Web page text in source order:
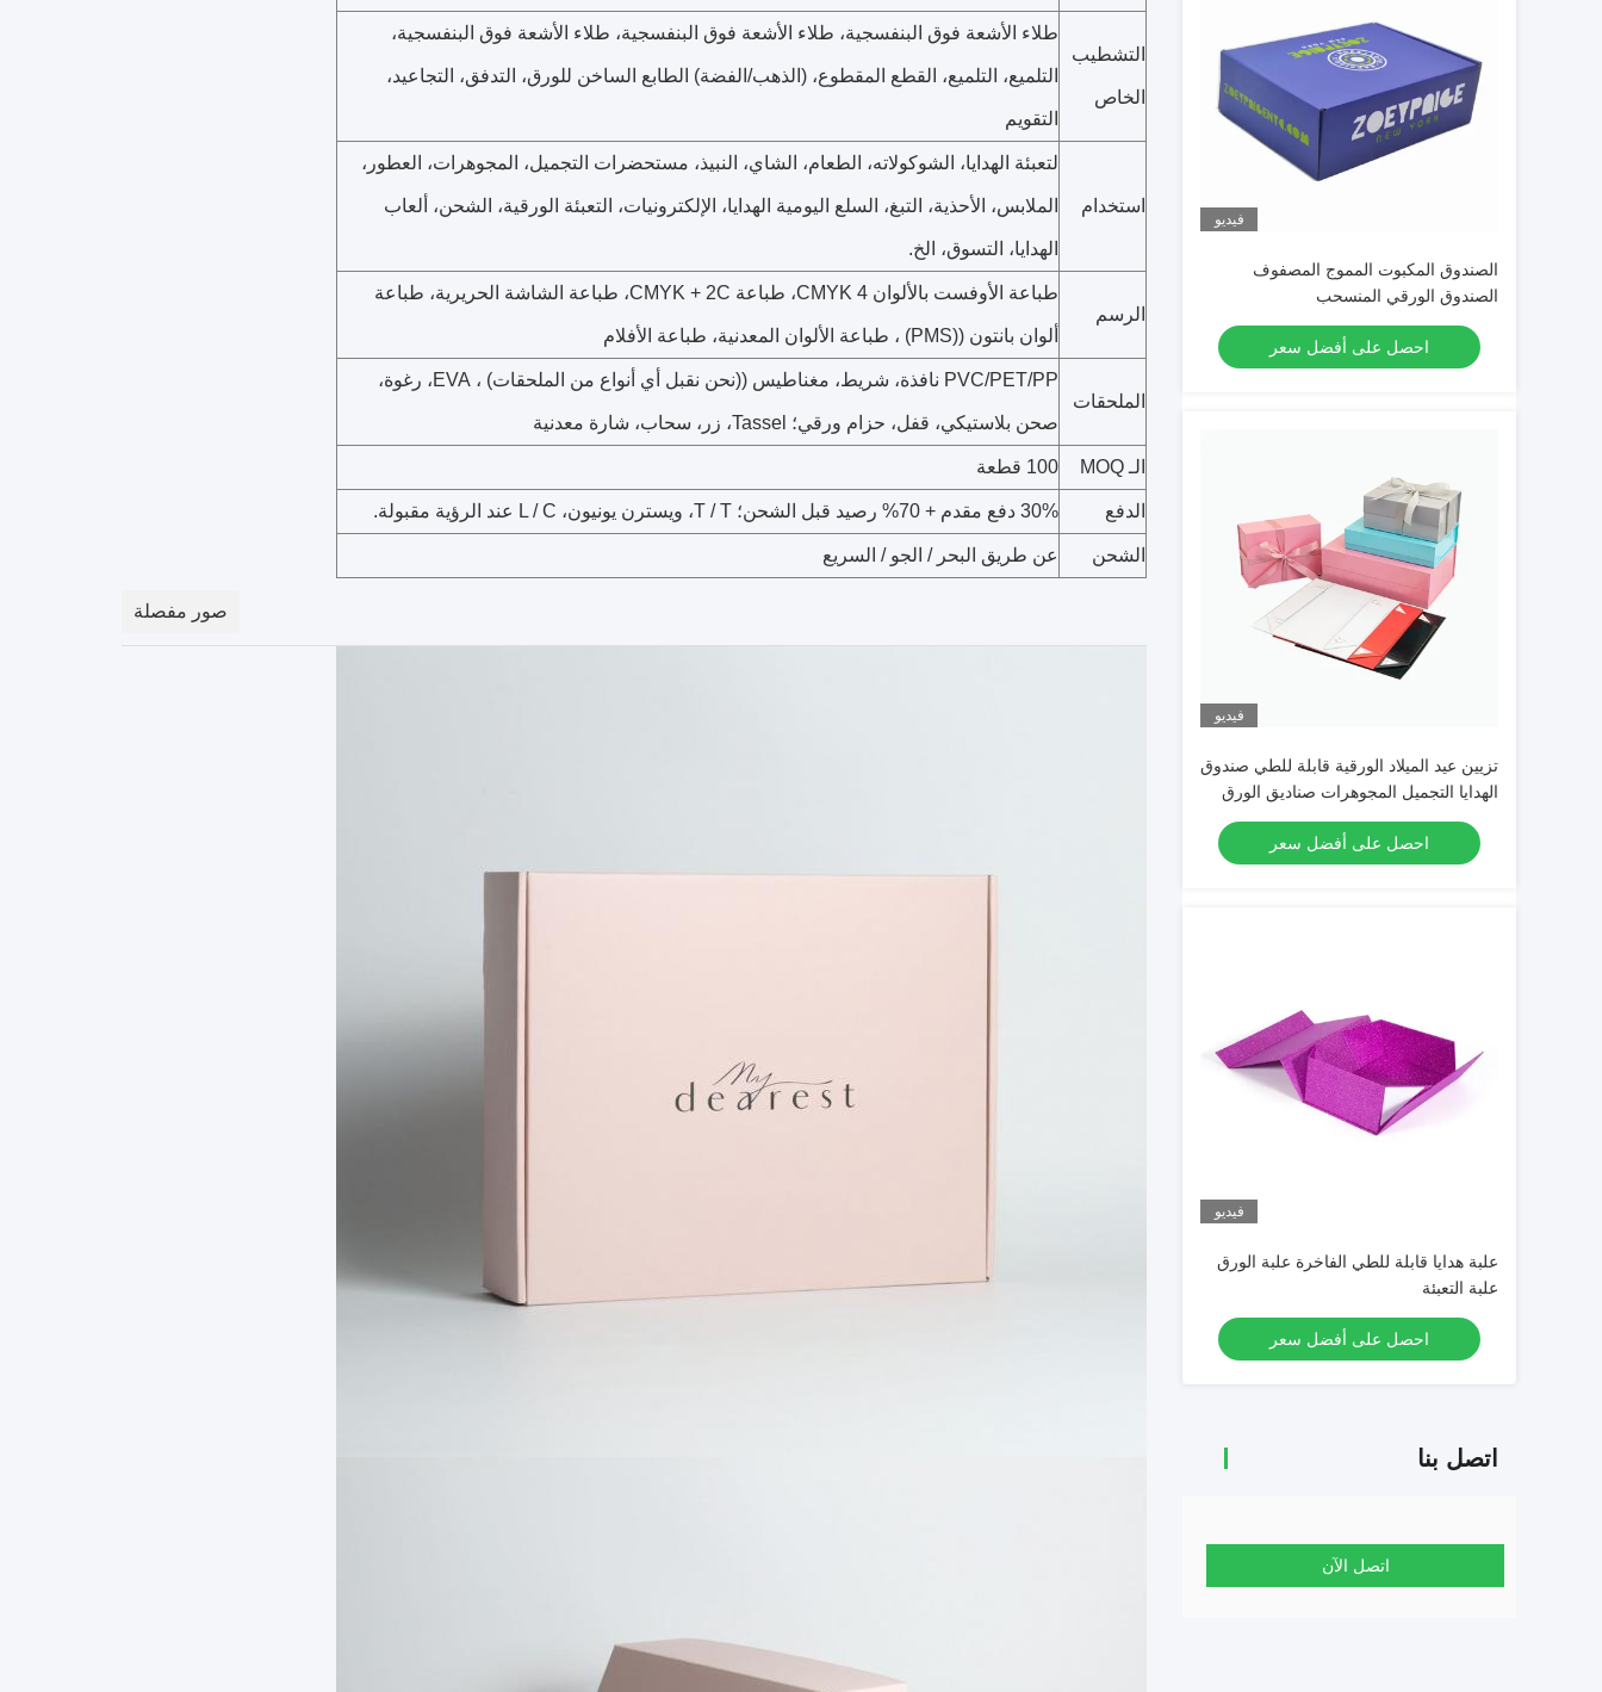
فيديو
الصندوق المكبوت المموج المصفوف
الصندوق الورقي المنسحب
احصل على أفضل سعر
فيديو
تزيين عيد الميلاد الورقية قابلة للطي صندوق
الهدايا التجميل المجوهرات صناديق الورق
المقوى قابلة للطي
احصل على أفضل سعر
فيديو
علبة هدايا قابلة للطي الفاخرة علبة الورق
علبة التعبئة
احصل على أفضل سعر
اتصل بنا
اتصل الآن
التشطيب
الخاص
طلاء الأشعة فوق البنفسجية، طلاء الأشعة فوق البنفسجية، طلاء الأشعة فوق البنفسجية،
التلميع، التلميع، القطع المقطوع، (الذهب/الفضة) الطابع الساخن للورق، التدفق، التجاعيد،
التقويم
استخدام
لتعبئة الهدايا، الشوكولاته، الطعام، الشاي، النبيذ، مستحضرات التجميل، المجوهرات، العطور،
الملابس، الأحذية، التبغ، السلع اليومية الهدايا، الإلكترونيات، التعبئة الورقية، الشحن، ألعاب
الهدايا، التسوق، الخ.
الرسم
طباعة الأوفست بالألوان CMYK 4، طباعة CMYK + 2C، طباعة الشاشة الحريرية، طباعة
ألوان بانتون ((PMS) ، طباعة الألوان المعدنية، طباعة الأفلام
الملحقات
PVC/PET/PP نافذة، شريط، مغناطيس ((نحن نقبل أي أنواع من الملحقات) ، EVA، رغوة،
صحن بلاستيكي، قفل، حزام ورقي؛ Tassel، زر، سحاب، شارة معدنية
الـ MOQ 100 قطعة
الدفع 30% دفع مقدم + 70% رصيد قبل الشحن؛ T / T، ويسترن يونيون، L / C عند الرؤية مقبولة.
الشحن عن طريق البحر / الجو / السريع
صور مفصلة